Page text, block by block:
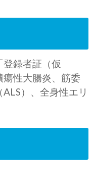
録者証（仮
性大腸炎、筋委
）、全身性エリ